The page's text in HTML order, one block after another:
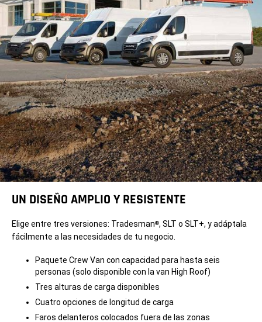
UN DISEÑO AMPLIO Y RESISTENTE
Elige entre tres versiones: Tradesman®, SLT o SLT+, y adáptala
fácilmente a las necesidades de tu negocio.
Paquete Crew Van con capacidad para hasta seis
personas (solo disponible con la van High Roof)
Tres alturas de carga disponibles
Cuatro opciones de longitud de carga
Faros delanteros colocados fuera de las zonas